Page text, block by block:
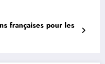
françaises pour les